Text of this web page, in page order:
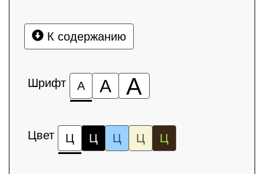
К содержанию
Шрифт А А А
Цвет Ц Ц Ц Ц Ц